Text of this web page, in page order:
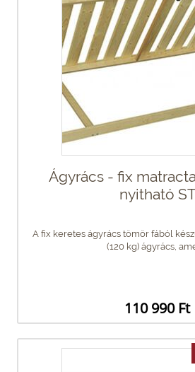
Ágyrács - fix
nyitható
A fix keretes ágyrács tömör fából
(120 kg) ágyrács,
110 990 Ft